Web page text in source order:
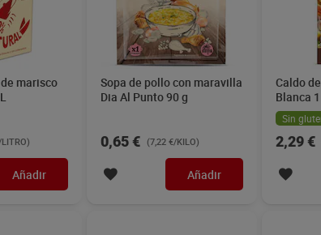
marisco
Añadir
Sopa de pollo con maravilla
Dia Al Punto 90 g
0,65 € (7,22 €/KILO)
Añadir
Caldo
Blanca
Sin
2,29 €